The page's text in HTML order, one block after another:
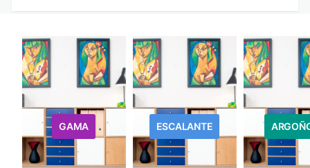
GAMA ESCALANTE